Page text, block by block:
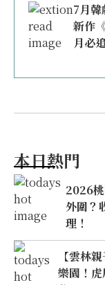
7月
新作
月必
本日熱門
2026
外圍？
理！
【雲林
樂園！